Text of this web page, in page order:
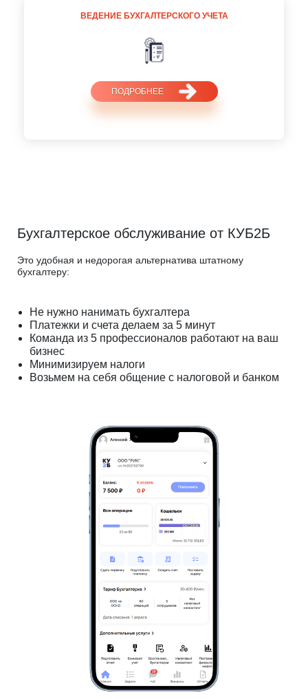
ВЕДЕНИЕ БУХГАЛТЕРСКОГО УЧЕТА
ПОДРОБНЕЕ
Бухгалтерское обслуживание от КУБ2Б
Это удобная и недорогая альтернатива штатному
бухгалтеру:
Не нужно нанимать бухгалтера
Платежки и счета делаем за 5 минут
Команда из 5 профессионалов работают на ваш
бизнес
Минимизируем налоги
Возьмем на себя общение с налоговой и банком